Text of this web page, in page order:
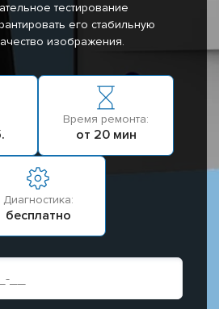
тестирование
его стабильную
изображения.
Время ремонта:
от 20 мин
Диагностика:
бесплатно